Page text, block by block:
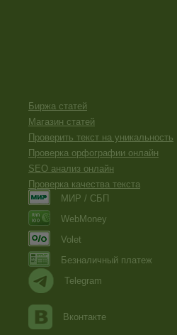
Биржа статей
Магазин статей
Проверить текст на уникальность
Проверка орфографии онлайн
SEO анализ онлайн
Проверка качества текста
МИР / СБП
WebMoney
Volet
Безналичный платеж
Telegram
Вконтакте